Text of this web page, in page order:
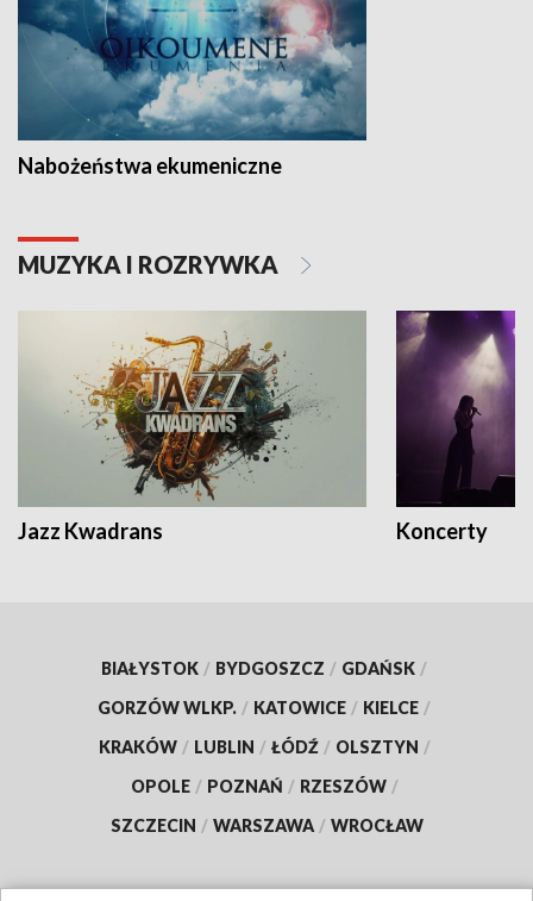
Nabożeństwa ekumeniczne
MUZYKA I ROZRYWKA
Jazz Kwadrans Koncerty
BIAŁYSTOK / BYDGOSZCZ / GDAŃSK /
GORZÓW WLKP. / KATOWICE / KIELCE /
KRAKÓW / LUBLIN / ŁÓDŹ / OLSZTYN /
OPOLE / POZNAŃ / RZESZÓW /
SZCZECIN / WARSZAWA / WROCŁAW